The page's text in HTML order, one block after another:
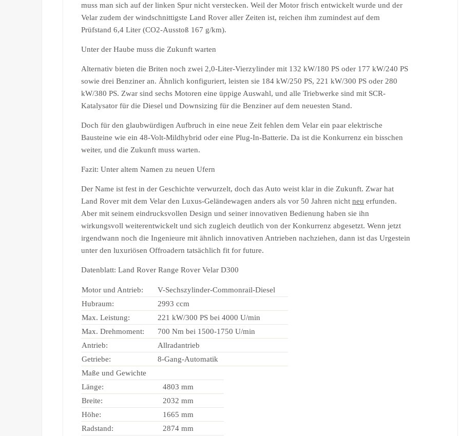
muss man sich auf der linken Spur nicht verstecken. Weil der Motor frisch entwickelt wurde und der
Velar zudem der windschnittigste Land Rover aller Zeiten ist, reichen ihm zumindest auf dem
Prüfstand 6,4 Liter (CO2-Ausstoß 167 g/km).
Unter der Haube muss die Zukunft warten
Alternativ bieten die Briten noch zwei 2,0-Liter-Vierzylinder mit 132 kW/180 PS oder 177 kW/240 PS
sowie drei Benziner an. Ähnlich konfiguriert, leisten sie 184 kW/250 PS, 221 kW/300 PS oder 280
kW/380 PS. Zwar sind sechs Motoren eine üppige Auswahl, und alle Triebwerke sind mit SCR-
Katalysator für die Diesel und Downsizing für die Benziner auf dem neuesten Stand.
Doch für den glaubwürdigen Aufbruch in eine neue Zeit fehlen dem Velar ein paar elektrische
Bausteine wie ein 48-Volt-Mildhybrid oder eine Plug-In-Batterie. Da ist die Konkurrenz ein bisschen
weiter, und die Zukunft muss warten.
Fazit: Unter altem Namen zu neuen Ufern
Der Name ist fest in der Geschichte verwurzelt, doch das Auto weist klar in die Zukunft. Zwar hat
Land Rover mit dem Velar den Luxus-Geländewagen anders als vor 50 Jahren nicht neu erfunden.
Aber mit seinem eindrucksvollen Design und seiner innovativen Bedienung haben sie ihn
wirkungsvoll weiterentwickelt und sich zugleich deutlich von der Konkurrenz abgesetzt. Wenn jetzt
irgendwann noch die Ingenieure mit ähnlich innovativen Antrieben nachziehen, dann ist das Urgestein
unter den luxuriösen Offroadern tatsächlich fit for future.
Datenblatt: Land Rover Range Rover Velar D300
Motor und Antrieb:
V-Sechszylinder-Commonrail-Diesel
Hubraum:
2993 ccm
Max. Leistung:
221 kW/300 PS bei 4000 U/min
Max. Drehmoment:
700 Nm bei 1500-1750 U/min
Antrieb:
Allradantrieb
Getriebe:
8-Gang-Automatik
Maße und Gewichte
Länge:
4803 mm
Breite:
2032 mm
Höhe:
1665 mm
Radstand:
2874 mm